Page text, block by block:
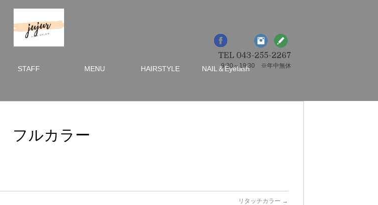
STAFF MENU HAIRSTYLE
NAIL＆Eyelash
TEL 043-255-2267
9:30～19:30 ※年中無休
フルカラー
リタッチカラー →